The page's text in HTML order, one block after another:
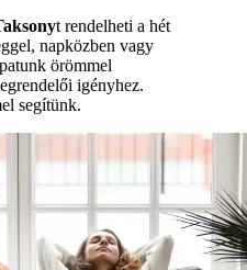
t rendelheti a hét
napközben vagy
örömmel
igényhez.
segítünk.